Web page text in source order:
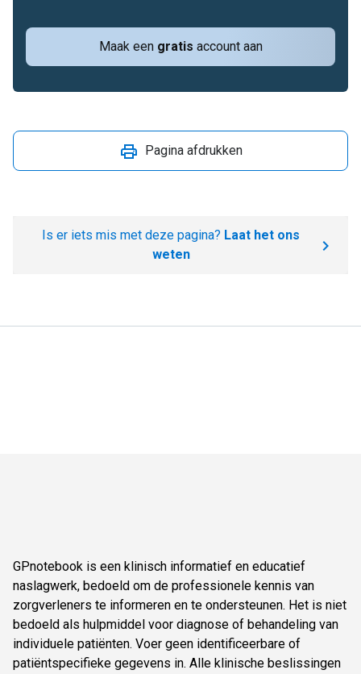
Maak een gratis account aan
Pagina afdrukken
Is er iets mis met deze pagina? Laat het ons
weten
GPnotebook is een klinisch informatief en educatief
naslagwerk, bedoeld om de professionele kennis van
zorgverleners te informeren en te ondersteunen. Het is niet
bedoeld als hulpmiddel voor diagnose of behandeling van
individuele patiënten. Voer geen identificeerbare of
patiëntspecifieke gegevens in. Alle klinische beslissingen